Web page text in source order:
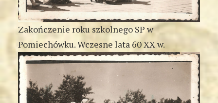
Zakończenie roku szkolnego SP w
Pomiechówku. Wczesne lata 60 XX w.